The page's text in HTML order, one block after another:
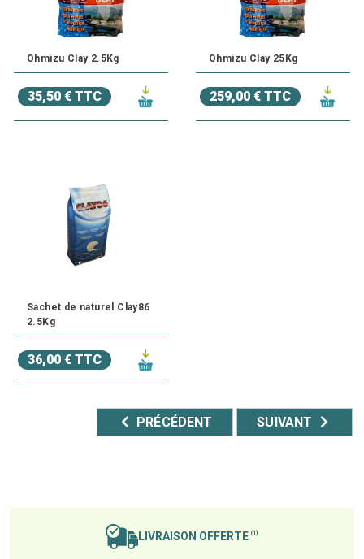
Ohmizu Clay 2.5Kg
35,50 € TTC
Ohmizu Clay 25Kg
259,00 € TTC
Sachet de naturel Clay86
2.5Kg
36,00 € TTC
PRÉCÉDENT SUIVANT
LIVRAISON OFFERTE (1)